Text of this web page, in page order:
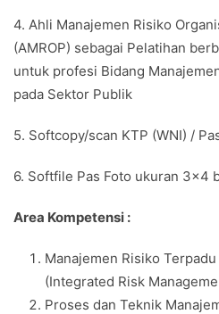
4. Ahli Manajemen Risiko
(AMROP) sebagai Pelatihan
untuk profesi Bidang
pada Sektor Publik
5. Softcopy/scan KTP (WNI) /
6. Softfile Pas Foto ukuran 3×4
Area Kompetensi :
Manajemen Risiko
(Integrated Risk
Proses dan Teknik